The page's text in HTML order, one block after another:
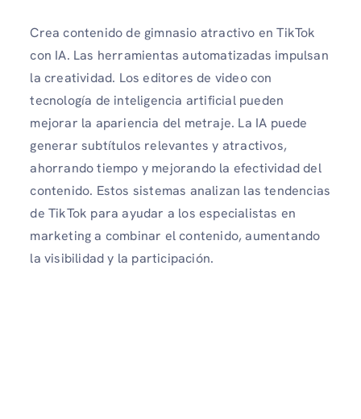
Crea contenido de gimnasio atractivo en TikTok
con IA. Las herramientas automatizadas impulsan
la creatividad. Los editores de video con
tecnología de inteligencia artificial pueden
mejorar la apariencia del metraje. La IA puede
generar subtítulos relevantes y atractivos,
ahorrando tiempo y mejorando la efectividad del
contenido. Estos sistemas analizan las tendencias
de TikTok para ayudar a los especialistas en
marketing a combinar el contenido, aumentando
la visibilidad y la participación.